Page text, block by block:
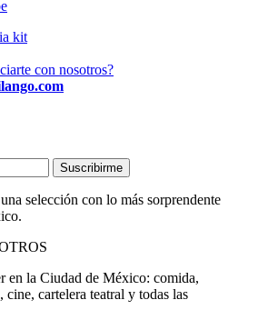
kit
con nosotros?
Suscribirme
selección con lo más sorprendente
en la Ciudad de México: comida,
cine, cartelera teatral y todas las